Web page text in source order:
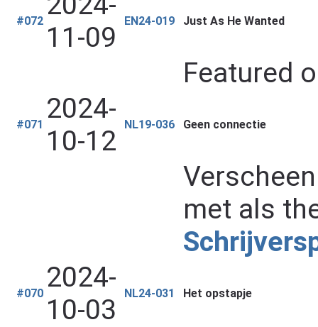
#072
11-09
EN24-019 Just As He Wanted
Featured
#071 2024-
10-12
NL19-036 Geen connectie
met als
#070 2024-
10-03
NL24-031 Het opstapje